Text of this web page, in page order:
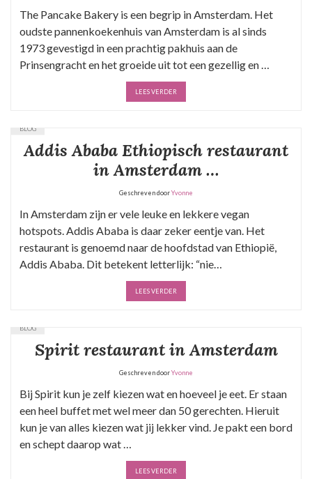
The Pancake Bakery is een begrip in Amsterdam. Het
oudste pannenkoekenhuis van Amsterdam is al sinds
1973 gevestigd in een prachtig pakhuis aan de
Prinsengracht en het groeide uit tot een gezellig en …
LEES VERDER
BLOG
Addis Ababa Ethiopisch restaurant
in Amsterdam …
Geschreven doorYvonne
In Amsterdam zijn er vele leuke en lekkere vegan
hotspots. Addis Ababa is daar zeker eentje van. Het
restaurant is genoemd naar de hoofdstad van Ethiopië,
Addis Ababa. Dit betekent letterlijk: “nie…
LEES VERDER
BLOG
Spirit restaurant in Amsterdam
Geschreven doorYvonne
Bij Spirit kun je zelf kiezen wat en hoeveel je eet. Er staan
een heel buffet met wel meer dan 50 gerechten. Hieruit
kun je van alles kiezen wat jij lekker vind. Je pakt een bord
en schept daarop wat …
LEES VERDER